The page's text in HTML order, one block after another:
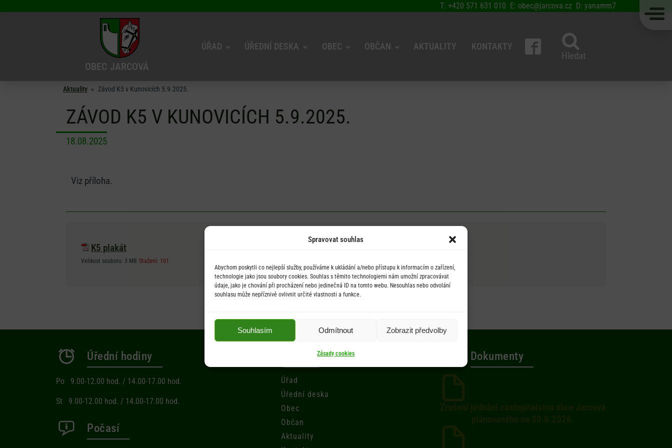
Spravovat souhlas
Abychom poskytli co nejlepší služby, používáme k ukládání a/nebo přístupu k informacím o zařízení,
technologie jako jsou soubory cookies. Souhlas s těmito technologiemi nám umožní zpracovávat
údaje, jako je chování při procházení nebo jedinečná ID na tomto webu. Nesouhlas nebo odvolání
souhlasu může nepříznivě ovlivnit určité vlastnosti a funkce.
Souhlasím Odmítnout Zobrazit předvolby
Zásady cookies
T: +420 571 631 010 E: obec@jarcova.cz D: yanamm7
OBEC JARCOVÁ
ÚŘAD ÚŘEDNÍ DESKA OBEC OBČAN AKTUALITY KONTAKTY
Hledat
Aktuality » Závod K5 v Kunovicích 5.9.2025.
ZÁVOD K5 V KUNOVICÍCH 5.9.2025.
18.08.2025
Viz příloha.
K5 plakát
Velikost souboru: 3 MB Stažení: 101
Úřední hodiny
Po 9.00-12.00 hod. / 14.00-17.00 hod.
St 9.00-12.00 hod. / 14.00-17.00 hod.
Počasí
Úřad
Úřední deska
Obec
Občan
Aktuality
Dokumenty